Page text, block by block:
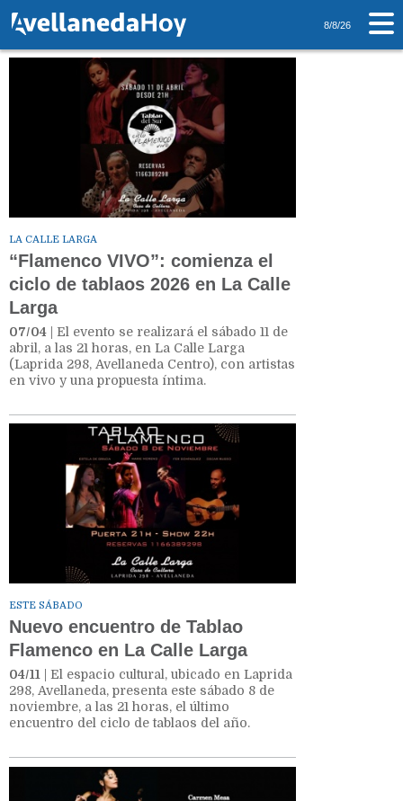
8/8/26
Tag: Flamenco
LA CALLE LARGA
“Flamenco VIVO”: comienza el
ciclo de tablaos 2026 en La Calle
Larga
07/04 | El evento se realizará el sábado 11 de
abril, a las 21 horas, en La Calle Larga
(Laprida 298, Avellaneda Centro), con artistas
en vivo y una propuesta íntima.
ESTE SÁBADO
Nuevo encuentro de Tablao
Flamenco en La Calle Larga
04/11 | El espacio cultural, ubicado en Laprida
298, Avellaneda, presenta este sábado 8 de
noviembre, a las 21 horas, el último
encuentro del ciclo de tablaos del año.